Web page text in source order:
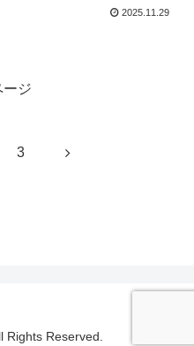
2025.11.29
ージ
3 次
Reserved.